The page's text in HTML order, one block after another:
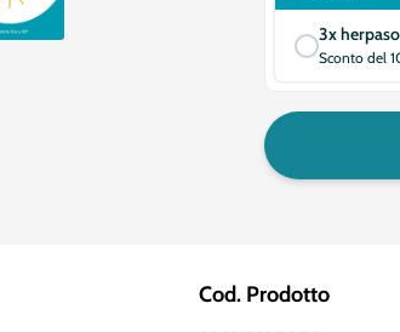
3x
Sconto del
Cod. Prodotto